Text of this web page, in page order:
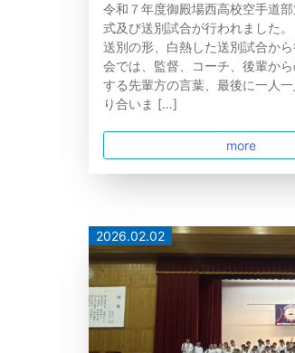
令和７年度御殿場西高校空手道
式及び送別試合が行われました
送別の形、白熱した送別試合か
会では、監督、コーチ、後輩か
する先輩方の言葉、最後に一人
り合いま […]
more
2026.02.02